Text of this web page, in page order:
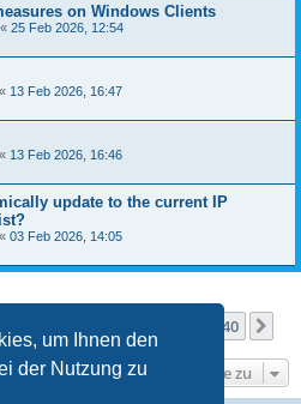
um Ihnen den
der Nutzung zu
on Windows Clients
« 25 Feb 2026, 12:54
« 13 Feb 2026, 16:47
« 13 Feb 2026, 16:46
update to the current IP
« 03 Feb 2026, 14:05
40
Gehe zu